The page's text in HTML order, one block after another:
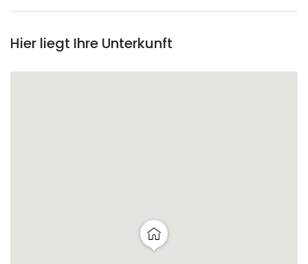
Hier liegt Ihre Unterkunft